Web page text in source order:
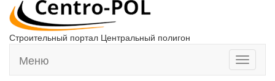
Строительный портал Центральный полигон
Toggle
Меню